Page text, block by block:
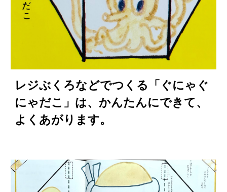
レジぶくろなどでつくる「ぐにゃぐ
にゃだこ」は、かんたんにできて、
よくあがります。